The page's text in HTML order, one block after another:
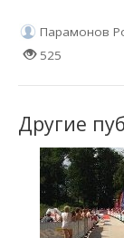
Парамонов
525
Другие